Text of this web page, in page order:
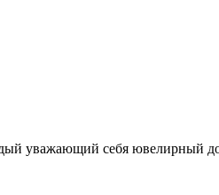
себя ювелирный